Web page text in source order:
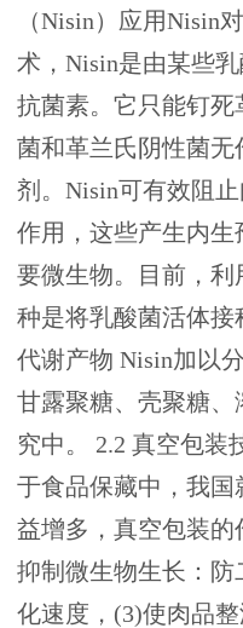
（Nisin）应用Nisin
术，Nisin是由某些
抗菌素。它只能钉
菌和革兰氏阴性菌
剂。Nisin可有效阻
作用，这些产生内
要微生物。目前，
种是将乳酸菌活体
代谢产物 Nisin加以
甘露聚糖、壳聚糖
究中。 2.2 真空包装
于食品保藏中，我国
益增多，真空包装的
抑制微生物生长：
化速度，(3)使肉品